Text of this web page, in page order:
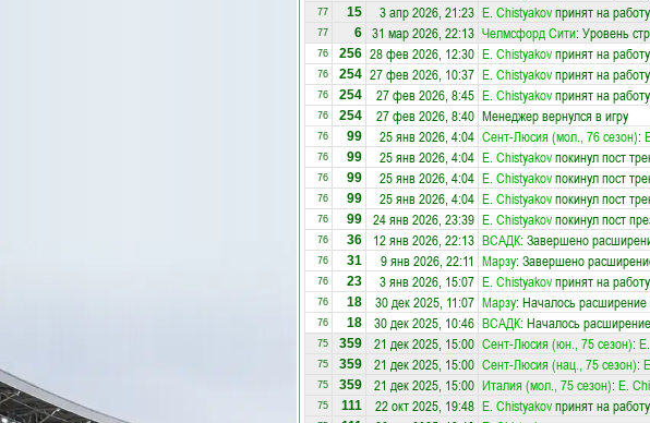
77 15 3 апр 2026, 21:23 E. Chistyakovпринят на
77 6 31 мар 2026, 22:13 Челмсфорд Сити: Уровень
76 256 28 фев 2026, 12:30 E. Chistyakovпринят на
76 254 27 фев 2026, 10:37 E. Chistyakovпринят на
76 254 27 фев 2026, 8:45 E. Chistyakovпринят на
76 254 27 фев 2026, 8:40 Менеджер вернулся в игру
76 99 25 янв 2026, 4:04 Сент-Люсия (мол., 76 сезон):
76 99 25 янв 2026, 4:04 E. Chistyakovпокинул пост
76 99 25 янв 2026, 4:04 E. Chistyakovпокинул пост
76 99 25 янв 2026, 4:04 E. Chistyakovпокинул пост
76 99 24 янв 2026, 23:39 E. Chistyakovпокинул пост
76 36 12 янв 2026, 22:13 ВСАДК: Завершено
76 31 9 янв 2026, 22:11 Марзу: Завершено
76 23 3 янв 2026, 15:07 E. Chistyakovпринят на
76 18 30 дек 2025, 11:07 Марзу: Началось расширение
76 18 30 дек 2025, 10:46 ВСАДК: Началось
75 359 21 дек 2025, 15:00 Сент-Люсия (юн., 75 сезон):
75 359 21 дек 2025, 15:00 Сент-Люсия (нац., 75 сезон):
75 359 21 дек 2025, 15:00 Италия (мол., 75 сезон): E.
75 111 22 окт 2025, 19:48 E. Chistyakovпринят на